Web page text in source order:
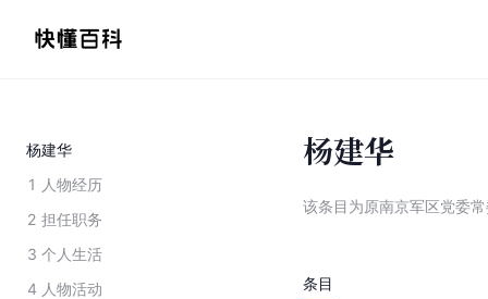
杨建华
1 人物经历
2 担任职务
3 个人生活
4 人物活动
杨建华
该条目为原南京军区党委
条目